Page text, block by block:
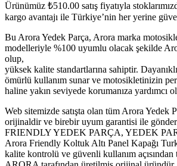
Ürünümüz ₺510.00 satış fiyatıyla
kargo avantajı ile Türkiye’nin her yerine
Bu Arora Yedek Parça, Arora marka
modelleriyle %100 uyumlu olacak şekilde
olup,
yüksek kalite standartlarına sahiptir.
ömürlü kullanım sunar ve motosikletinizin
haline yakın seviyede korumanıza yardımcı
Web sitemizde satışta olan tüm Arora Yedek
orijinaldir ve birebir uyum garantisi ile
FRIENDLY YEDEK PARÇA, YEDEK
Arora Friendly Koltuk Altı Panel Kapağı
kalite kontrolü ve güvenli kullanım